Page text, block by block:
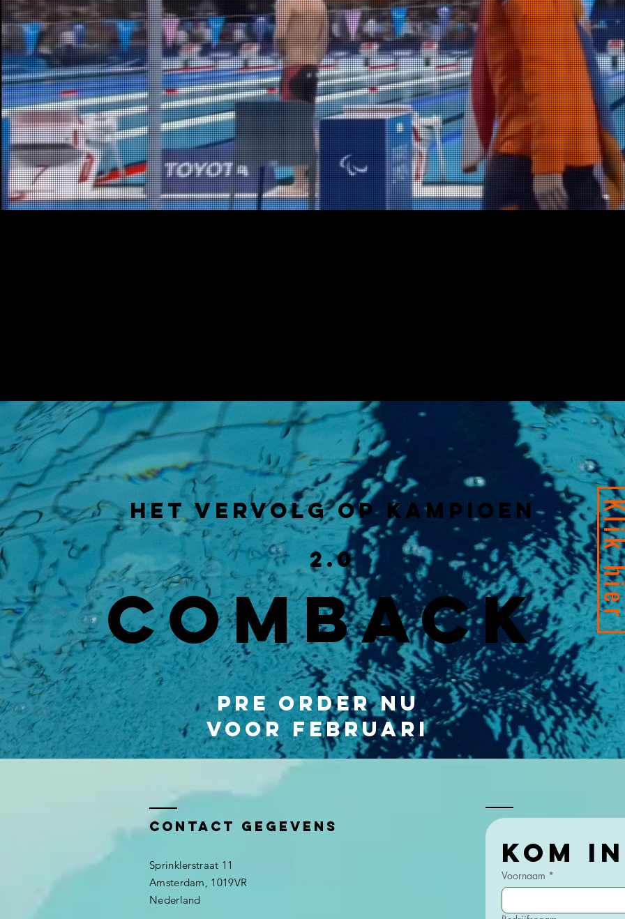
MO4 In actie
bedrijf of
Het vervolg op kampioen
2.0
COMBACK
Pre order nu
voor Februari
Contact gegevens
Sprinklerstraat 11
Amsterdam, 1019VR
Nederland ​​
Voornaam *